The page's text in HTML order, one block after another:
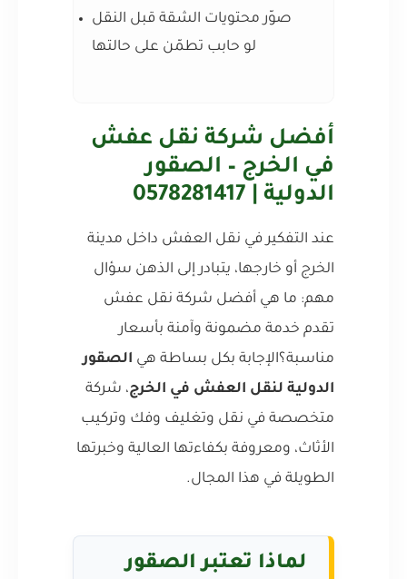
صوّر محتويات الشقة قبل النقل
لو حابب تطمّن على حالتها
أفضل شركة نقل عفش
في الخرج – الصقور
الدولية | 0578281417
عند التفكير في نقل العفش داخل مدينة
الخرج أو خارجها، يتبادر إلى الذهن سؤال
مهم: ما هي أفضل شركة نقل عفش
تقدم خدمة مضمونة وآمنة بأسعار
مناسبة؟الإجابة بكل بساطة هي الصقور
الدولية لنقل العفش في الخرج، شركة
متخصصة في نقل وتغليف وفك وتركيب
الأثاث، ومعروفة بكفاءتها العالية وخبرتها
الطويلة في هذا المجال.
لماذا تعتبر الصقور